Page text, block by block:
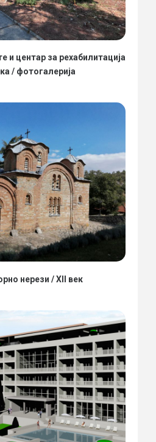
центар за рехабилитација
/ фотогалерија
нерези / XII век